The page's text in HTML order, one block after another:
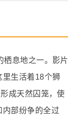
栖息地之一。影片
生活着18个狮
成天然囚笼，使
部纷争的全过